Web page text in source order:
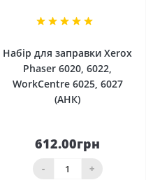
Набір для заправки Xerox
Phaser 6020, 6022,
WorkCentre 6025, 6027
(АНК)
612.00грн
- +